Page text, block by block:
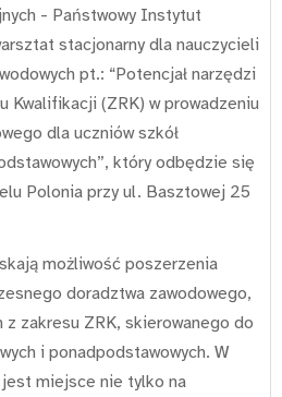
- Państwowy Instytut
stacjonarny dla nauczycieli
pt.: “Potencjał narzędzi
Kwalifikacji (ZRK) w prowadzeniu
dla uczniów szkół
który odbędzie się
Polonia przy ul. Basztowej 25
możliwość poszerzenia
doradztwa zawodowego,
zakresu ZRK, skierowanego do
i ponadpodstawowych. W
miejsce nie tylko na